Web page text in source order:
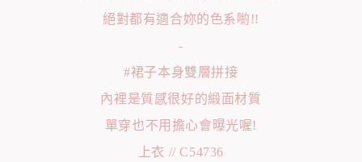
絕對都有適合妳的色系喲!!
-
#裙子本身雙層拼接
內裡是質感很好的緞面材質
單穿也不用擔心會曝光喔!
上衣 // C54736